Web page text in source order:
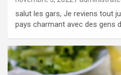
salut les gars, Je reviens tout
pays charmant avec des gens